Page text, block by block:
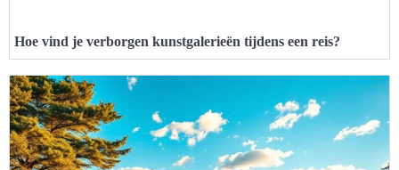
Hoe vind je verborgen kunstgalerieën tijdens een reis?